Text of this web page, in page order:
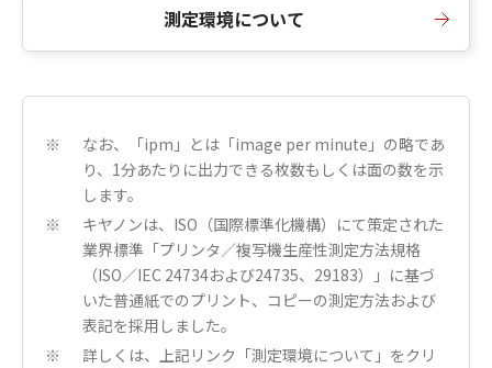
測定環境について
※
なお、「ipm」とは「image per minute」の略であ
り、1分あたりに出力できる枚数もしくは面の数を示
します。
※
キヤノンは、ISO（国際標準化機構）にて策定された
業界標準「プリンタ／複写機生産性測定方法規格
（ISO／IEC 24734および24735、29183）」に基づ
いた普通紙でのプリント、コピーの測定方法および
表記を採用しました。
※
詳しくは、上記リンク「測定環境について」をクリ